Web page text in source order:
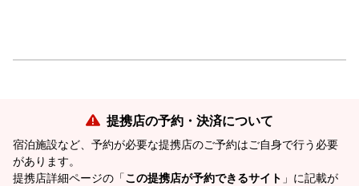
提携店の予約・決済について
宿泊施設など、予約が必要な提携店のご予約はご自身で行う必要
があります。
提携店詳細ページの「この提携店が予約できるサイト 」に記載が